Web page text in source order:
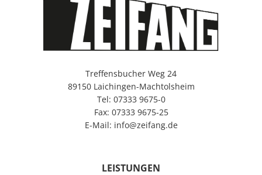
Treffensbucher Weg 24
89150 Laichingen-Machtolsheim
Tel: 07333 9675-0
Fax: 07333 9675-25
E-Mail: info@zeifang.de
LEISTUNGEN